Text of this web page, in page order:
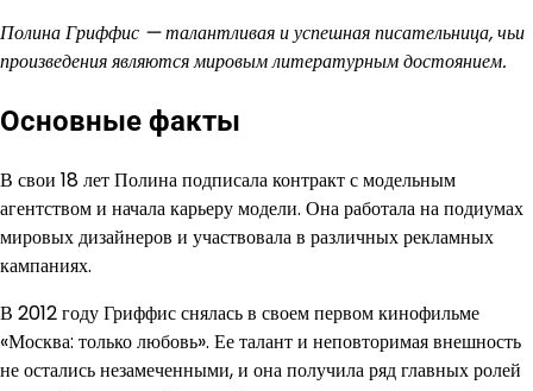
Полина Гриффис — талантливая и успешная писательница, чьи
произведения являются мировым литературным достоянием.
Основные факты
В свои 18 лет Полина подписала контракт с модельным
агентством и начала карьеру модели. Она работала на подиумах
мировых дизайнеров и участвовала в различных рекламных
кампаниях.
В 2012 году Гриффис снялась в своем первом кинофильме
«Москва: только любовь». Ее талант и неповторимая внешность
не остались незамеченными, и она получила ряд главных ролей